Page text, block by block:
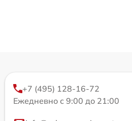
+7 (495) 128-16-72
Ежедневно с 9:00 до 21:00